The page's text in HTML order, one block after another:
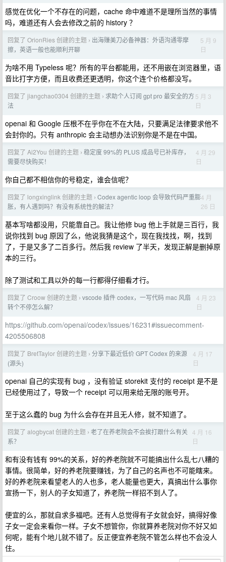
感觉在优化一个不存在的问题，cache 命中难道不是理所当然的事情
吗，难道还有人会去修改之前的 history ？
回复了 OrionRies 创建的主题 › 出海赚美刀必备神器：外语沟通零摩
擦，英语一般也能顺利开聊
5 月 9
日
为啥不用 Typeless 呢？所有的平台都能用，还不用嵌在浏览器里，语
音比打字方便，而且收费还更透明，你这个连个价格都没写。
回复了 jiangchao0304 创建的主题 › 求助个人订阅 gpt pro 最安全的方
法
5 月 3
日
openai 和 Google 压根不在乎你在不在大陆，只要满足法律要求他不
会封你的。只有 anthropic 会主动想办法识别你是不是在中国。
回复了 Ai2You 创建的主题 › 稳定度 99%的 PLUS 成品号已补库存，
需要尽快购买！
4 月 29
日
你自己都不相信你的号稳定，谁会信呢？
回复了 longxinglink 创建的主题 › Codex agentic loop 会导致代码严重膨
胀，有人遇到吗？有没有系统性的解法？
4 月
26 日
基本写啥都没用，只能靠自己。我让他修 bug 他上手就是三百行，我
说你找到 bug 原因了么，他说我猜是这个，现在我找找，啊，找到
了，于是又多了二百多行。然后我 review 了半天，发现正解是删掉原
本的三行。
除了测试和工具以外的每一行都得仔细看才行。
回复了 Croow 创建的主题 › vscode 插件 codex，一写代码 mac 风扇
转个不停怎么解？
4 月 23
日
https://github.com/openai/codex/issues/16231#issuecomment-
4205506808
回复了 BretTaylor 创建的主题 › 分享下最近低价 GPT Codex 的来源
(源头)
4 月 17
日
openai 自己的实现有 bug ，没有验证 storekit 支付的 receipt 是不是
已经使用过了，导致一个 receipt 可以用来给无限的账号开。
至于这么蠢的 bug 为什么会存在并且无人修，就不知道了。
回复了 alogbycat 创建的主题 › 老了在养老院会不会挨打跟什么有关
系？
4 月 16
日
和有没有钱有 99%的关系，好的养老院就不可能搞出什么乱七八糟的
事情。很简单，好的养老院要赚钱，为了自己的名声也不可能瞎来。
好的养老院来看望老人的人也多，老人能量也更大，真搞出什么事你
宣扬一下，别人的子女知道了，养老院一样招不到人了。
便宜的么，那就自求多福吧。还有人总觉得有子女就会好，搞得好像
子女一定会来看你一样。子女不想管你，你就算养老院对你不好又如
何呢，能有个地儿就不错了。反正便宜养老院不管怎么样也不会没人
住。